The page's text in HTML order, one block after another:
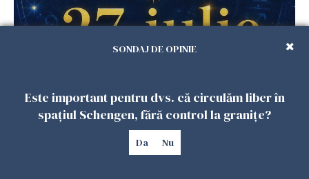
săptămânii. Universul deschide uși
neașteptate pentru unele zodii
26 IULIE 2026
SONDAJ DE OPINIE
Este important pentru dvs. că circulăm liber în
spațiul Schengen, fără control la granițe?
Da Nu